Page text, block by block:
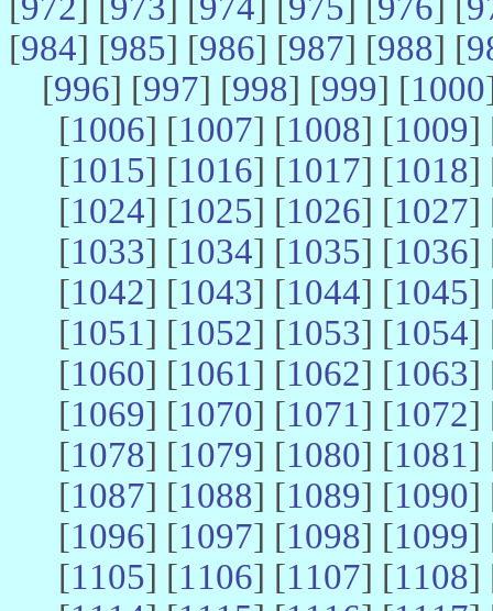
[984] [985] [986] [987] [988] [
[996] [997] [998] [999] [1000
[1006] [1007] [1008] [1009]
[1015] [1016] [1017] [1018]
[1024] [1025] [1026] [1027]
[1033] [1034] [1035] [1036]
[1042] [1043] [1044] [1045]
[1051] [1052] [1053] [1054]
[1060] [1061] [1062] [1063]
[1069] [1070] [1071] [1072]
[1078] [1079] [1080] [1081]
[1087] [1088] [1089] [1090]
[1096] [1097] [1098] [1099]
[1105] [1106] [1107] [1108]